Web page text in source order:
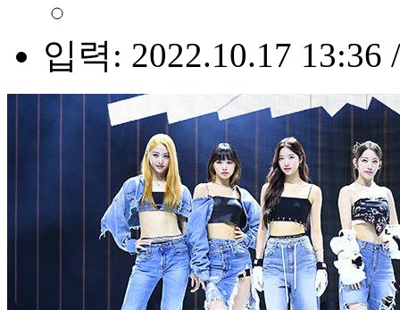
입력: 2022.10.17 13:36